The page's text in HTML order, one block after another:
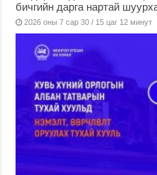
бичгийн дарга нартай
2026 оны 7 сар 30 / 15 цаг 12 минут